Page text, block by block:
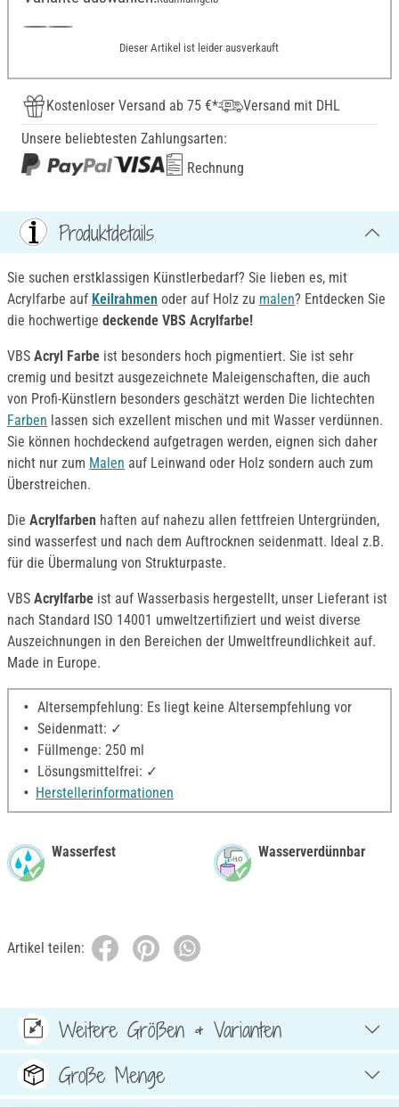
Dieser Artikel ist leider ausverkauft
Kostenloser Versand ab 75 €*
Versand mit DHL
Unsere beliebtesten Zahlungsarten:
Rechnung
Produktdetails
Sie suchen erstklassigen Künstlerbedarf? Sie lieben es, mit
Acrylfarbe auf Keilrahmen oder auf Holz zu malen? Entdecken Sie
die hochwertige deckende VBS Acrylfarbe!
VBS Acryl Farbe ist besonders hoch pigmentiert. Sie ist sehr
cremig und besitzt ausgezeichnete Maleigenschaften, die auch
von Profi-Künstlern besonders geschätzt werden Die lichtechten
Farben lassen sich exzellent mischen und mit Wasser verdünnen.
Sie können hochdeckend aufgetragen werden, eignen sich daher
nicht nur zum Malen auf Leinwand oder Holz sondern auch zum
Überstreichen.
Die Acrylfarben haften auf nahezu allen fettfreien Untergründen,
sind wasserfest und nach dem Auftrocknen seidenmatt. Ideal z.B.
für die Übermalung von Strukturpaste.
VBS Acrylfarbe ist auf Wasserbasis hergestellt, unser Lieferant ist
nach Standard ISO 14001 umweltzertifiziert und weist diverse
Auszeichnungen in den Bereichen der Umweltfreundlichkeit auf.
Made in Europe.
Altersempfehlung: Es liegt keine Altersempfehlung vor
Seidenmatt: ✓
Füllmenge: 250 ml
Lösungsmittelfrei: ✓
Herstellerinformationen
Wasserfest Wasserverdünnbar
Artikel teilen:
Weitere Größen & Varianten
Große Menge